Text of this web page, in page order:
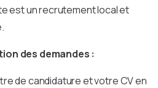
est un recrutement local et
des demandes :
de candidature et votre CV en